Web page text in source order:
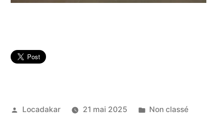
Publié
Locadakar 21 mai 2025
Publié
Non classé